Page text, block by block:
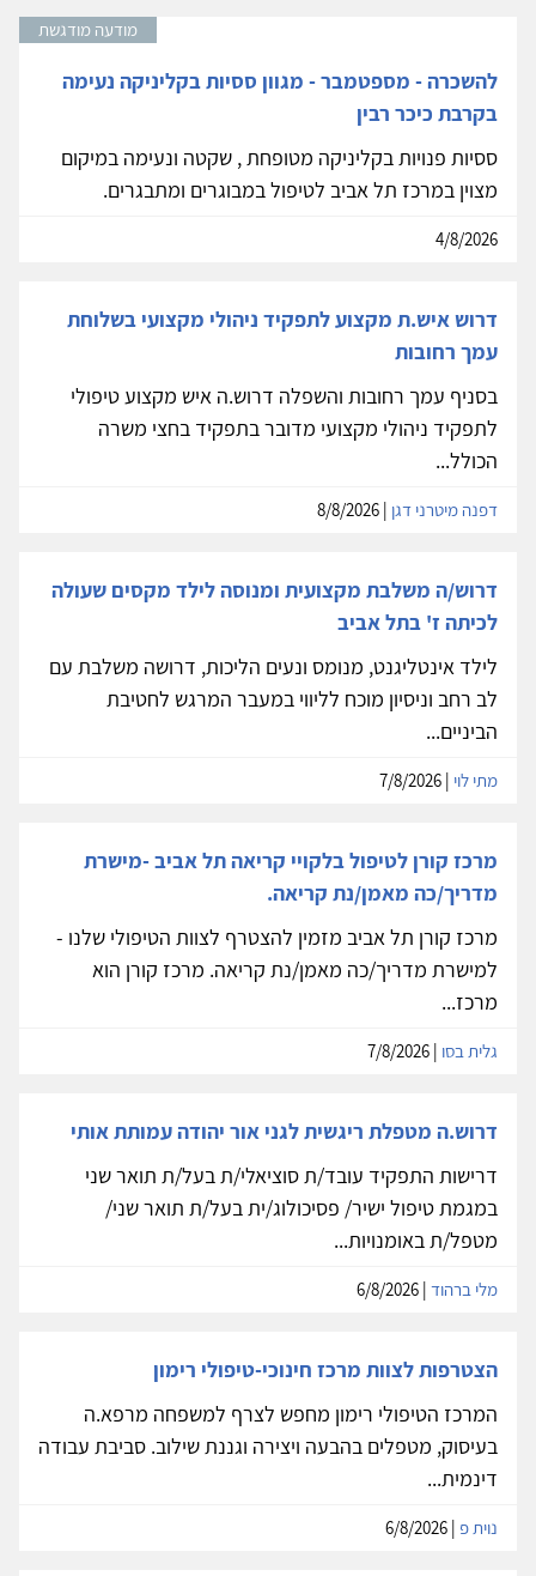
מודעה מודגשת
להשכרה - מספטמבר - מגוון ססיות בקליניקה נעימה
בקרבת כיכר רבין
ססיות פנויות בקליניקה מטופחת , שקטה ונעימה במיקום
מצוין במרכז תל אביב לטיפול במבוגרים ומתבגרים.
4/8/2026
דרוש איש.ת מקצוע לתפקיד ניהולי מקצועי בשלוחת
עמך רחובות
בסניף עמך רחובות והשפלה דרוש.ה איש מקצוע טיפולי
לתפקיד ניהולי מקצועי מדובר בתפקיד בחצי משרה
הכולל...
דפנה מיטרני דגן
דרוש/ה משלבת מקצועית ומנוסה לילד מקסים שעולה
לכיתה ז' בתל אביב
לילד אינטליגנט, מנומס ונעים הליכות, דרושה משלבת עם
לב רחב וניסיון מוכח לליווי במעבר המרגש לחטיבת
הביניים...
מתי לוי
מרכז קורן לטיפול בלקויי קריאה תל אביב -מישרת
מדריך/כה מאמן/נת קריאה.
מרכז קורן תל אביב מזמין להצטרף לצוות הטיפולי שלנו -
למישרת מדריך/כה מאמן/נת קריאה. מרכז קורן הוא
מרכז...
גלית בסו
דרוש.ה מטפלת ריגשית לגני אור יהודה עמותת אותי
דרישות התפקיד עובד/ת סוציאלי/ת בעל/ת תואר שני
במגמת טיפול ישיר/ פסיכולוג/ית בעל/ת תואר שני/
מטפל/ת באומנויות...
מלי ברהוד
הצטרפות לצוות מרכז חינוכי-טיפולי רימון
המרכז הטיפולי רימון מחפש לצרף למשפחה מרפא.ה
בעיסוק, מטפלים בהבעה ויצירה וגננת שילוב. סביבת עבודה
דינמית...
נוית פ